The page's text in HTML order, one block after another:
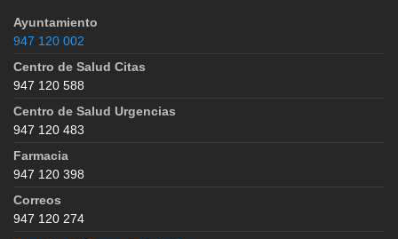
Ayuntamiento
947 120 002
Centro de Salud Citas
947 120 588
Centro de Salud Urgencias
947 120 483
Farmacia
947 120 398
Correos
947 120 274